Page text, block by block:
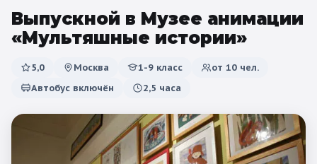
Все праздники
🔔 1 сентября
🗳️ 18 сентября
🥞 Масленица
🍂 Осенние
☀️ Летние
Однодневные
2 дня / 1 ночь
каникулы
🎄 Новогодние
🌷 Весенние
каникулы
🎓 Выпускные
Выпускной в Музее анимации
«Мультяшные истории»
5,0 Москва 1-9 класс от 10 чел.
Автобус включён
2,5 часа